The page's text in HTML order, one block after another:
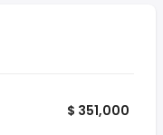
$ 351,000